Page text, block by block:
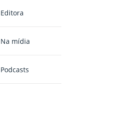
Editora
Na mídia
Podcasts